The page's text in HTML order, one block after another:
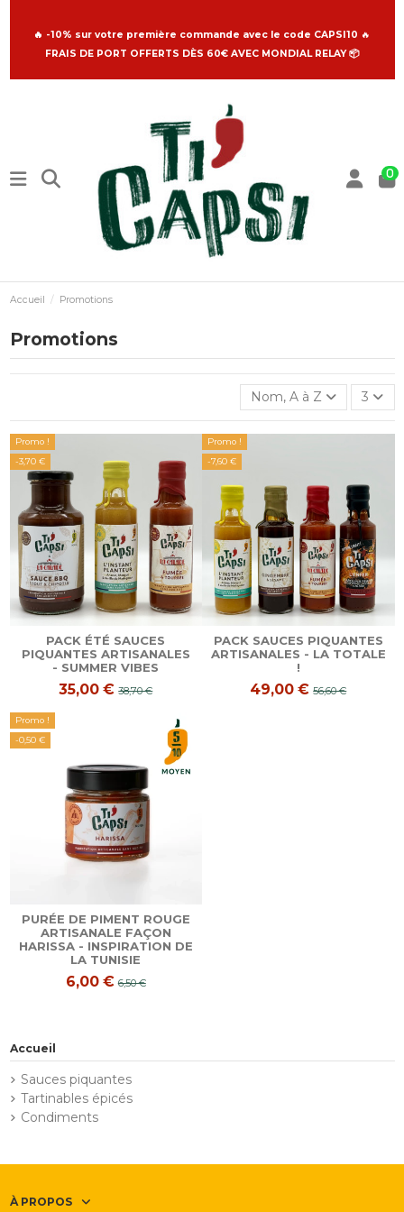
🔥 -10% sur votre première commande avec le code CAPSI10 🔥
FRAIS DE PORT OFFERTS DÈS 60€ AVEC MONDIAL RELAY 📦
0
Accueil Promotions
Promotions
Nom, A à Z 3
Promo !
-3,70 €
PACK ÉTÉ SAUCES
PIQUANTES ARTISANALES
- SUMMER VIBES
35,00 €38,70 €
Promo !
-7,60 €
PACK SAUCES PIQUANTES
ARTISANALES - LA TOTALE
!
49,00 €56,60 €
Promo !
-0,50 €
PURÉE DE PIMENT ROUGE
ARTISANALE FAÇON
HARISSA - INSPIRATION DE
LA TUNISIE
6,00 €6,50 €
Accueil
Sauces piquantes
Tartinables épicés
Condiments
À PROPOS